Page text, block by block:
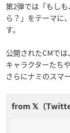
第2弾では「もし
ら？」をテーマに
す。
公開されたCMで
キャラクターたち
さらにナミのスマ